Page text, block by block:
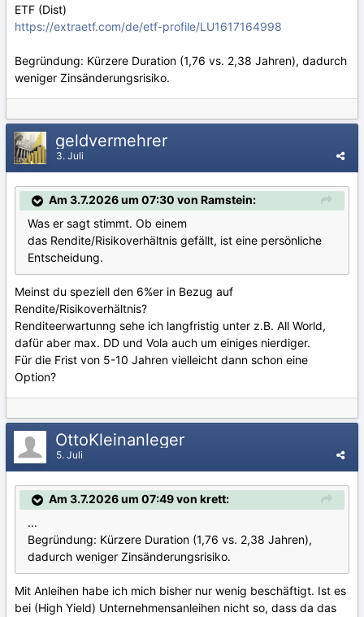
ETF (Dist)
https://extraetf.com/de/etf-profile/LU1617164998
Begründung: Kürzere Duration (1,76 vs. 2,38 Jahren), dadurch
weniger Zinsänderungsrisiko.
geldvermehrer
3. Juli
Am 3.7.2026 um 07:30 von Ramstein:
Was er sagt stimmt. Ob einem
das Rendite/Risikoverhältnis gefällt, ist eine persönliche
Entscheidung.
Meinst du speziell den 6%er in Bezug auf
Rendite/Risikoverhältnis?
Renditeerwartunng sehe ich langfristig unter z.B. All World,
dafür aber max. DD und Vola auch um einiges nierdiger.
Für die Frist von 5-10 Jahren vielleicht dann schon eine
Option?
OttoKleinanleger
5. Juli
Am 3.7.2026 um 07:49 von krett:
...
Begründung: Kürzere Duration (1,76 vs. 2,38 Jahren),
dadurch weniger Zinsänderungsrisiko.
Mit Anleihen habe ich mich bisher nur wenig beschäftigt. Ist es
bei (High Yield) Unternehmensanleihen nicht so, dass da das